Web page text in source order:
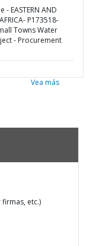
- EASTERN AND
P173518-
Towns Water
- Procurement
Vea más
etc.)